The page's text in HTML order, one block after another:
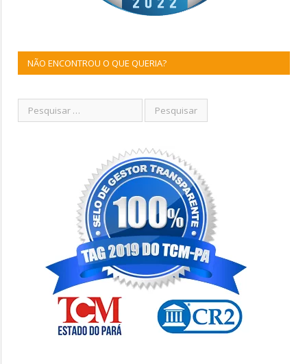
NÃO ENCONTROU O QUE QUERIA?